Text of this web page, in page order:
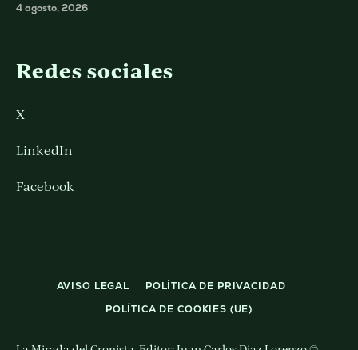
4 agosto, 2026
Redes sociales
X
LinkedIn
Facebook
AVISO LEGAL
POLÍTICA DE PRIVACIDAD
POLÍTICA DE COOKIES (UE)